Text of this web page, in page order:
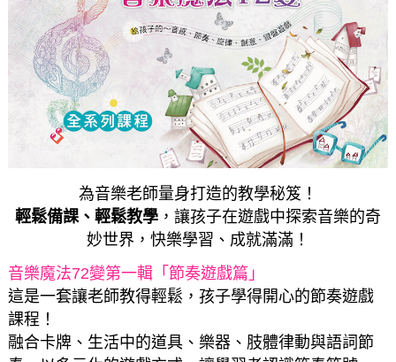
為音樂老師量身打造的教學秘笈！
輕鬆備課、輕鬆教學，讓孩子在遊戲中探索音樂的奇
妙世界，快樂學習、成就滿滿！
音樂魔法72變第一輯「節奏遊戲篇」
這是一套讓老師教得輕鬆，孩子學得開心的節奏遊戲
課程！
融合卡牌、生活中的道具、樂器、肢體律動與語詞節